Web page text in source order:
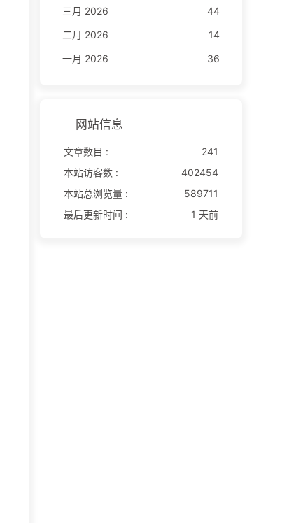
三月 2026
44
二月 2026
14
一月 2026
36
网站信息
文章数目 :
241
本站访客数 :
402454
本站总浏览量 :
589711
最后更新时间 :
1 天前